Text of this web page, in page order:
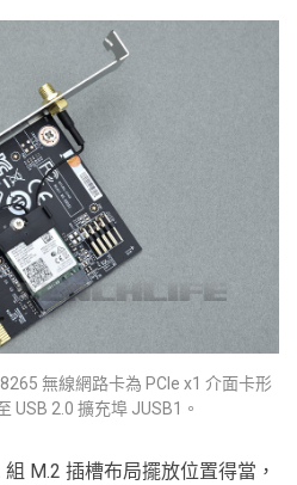
無線網路卡為 PCIe x1 介面卡形
USB 2.0 擴充埠 JUSB1。
M.2 插槽布局擺放位置得當，